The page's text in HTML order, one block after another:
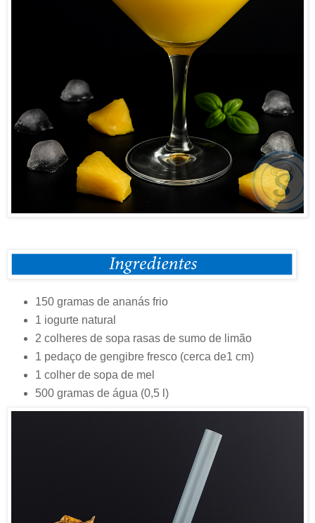
150 gramas de ananás frio
1 iogurte natural
2 colheres de sopa rasas de sumo de limão
1 pedaço de gengibre fresco (cerca de1 cm)
1 colher de sopa de mel
500 gramas de água (0,5 l)